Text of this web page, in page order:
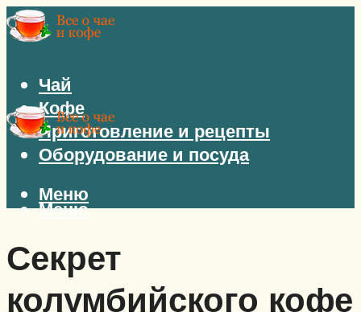
Чай
Кофе
Приготовление и рецепты
Оборудование и посуда
Меню
Меню
Секрет
колумбийского кофе